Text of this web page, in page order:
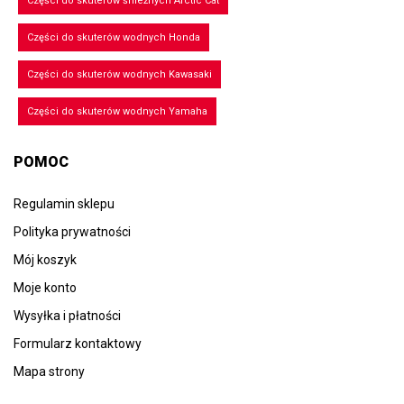
Części do skuterów wodnych Honda
Części do skuterów wodnych Kawasaki
Części do skuterów wodnych Yamaha
POMOC
Regulamin sklepu
Polityka prywatności
Mój koszyk
Moje konto
Wysyłka i płatności
Formularz kontaktowy
Mapa strony